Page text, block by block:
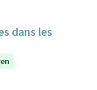
dans les